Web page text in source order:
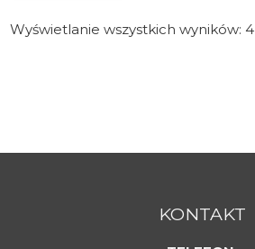
Wyświetlanie wszystkich wyników: 4
KONTAKT